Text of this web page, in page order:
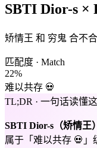
SBTI Dior-s ×
矫情王 和 穷鬼 合不合
匹配度 · Match
22%
难以共存 💀
TL;DR · 一句话读懂
SBTI Dior-s （矫情王
属于「 难以共存 💀 」